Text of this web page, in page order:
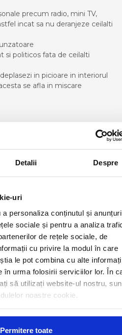
Detalii Despre
uri
personaliza conținutul și
sociale și pentru a analiza
de rețele sociale, de
cu privire la modul în care
le pot combina cu alte
în urma folosirii serviciilor lor. În
să utilizați website-ul nostru,
noastre cookie.
Permitere toate
precum radio, mini TV,
incat sa nu deranjeze ceilalti
si politicos fata de ceilalti
in picioare in interiorul
se afla in miscare
catre
LUGOJ
MEDIAS
MOINESTI
MOTCA
NUSFALAU
OLTENITA
ONESTI
ORADEA
ORSOVA
PASCANI
PERICEI
PETROSANI
PIATRA NEAMT